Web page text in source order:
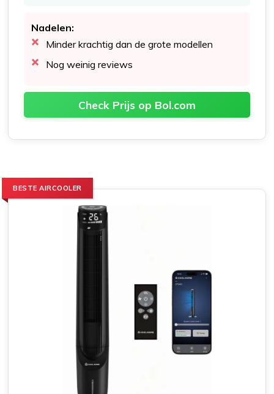
Nadelen:
Minder krachtig dan de grote modellen
Nog weinig reviews
Check Prijs op Bol.com
BESTE AIRCOOLER